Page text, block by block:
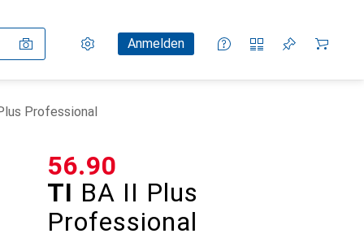
Einstellungen
KundenkontoAnmelden
Vergleichslisten
Merklisten
Warenkorb
Professional
TI BA II Plus
Professional
CHF
56.90